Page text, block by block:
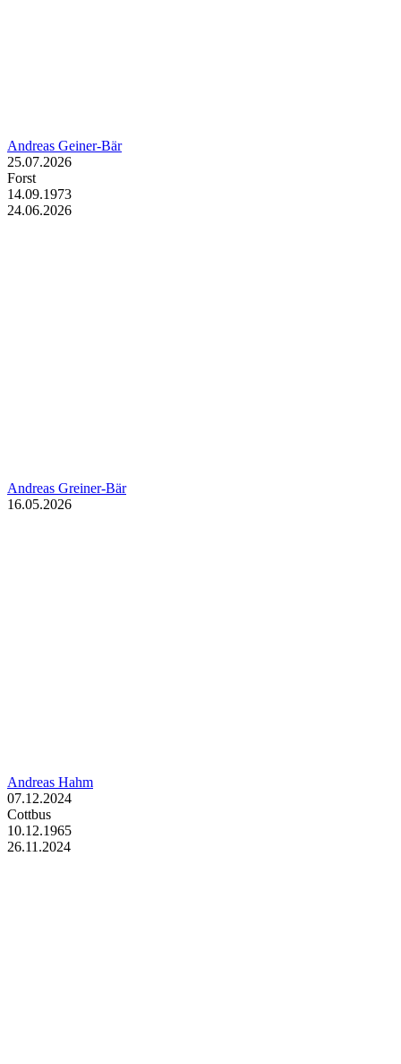
Andreas Geiner-Bär
25.07.2026
Forst
14.09.1973
24.06.2026
Andreas Greiner-Bär
16.05.2026
Andreas Hahm
07.12.2024
Cottbus
10.12.1965
26.11.2024